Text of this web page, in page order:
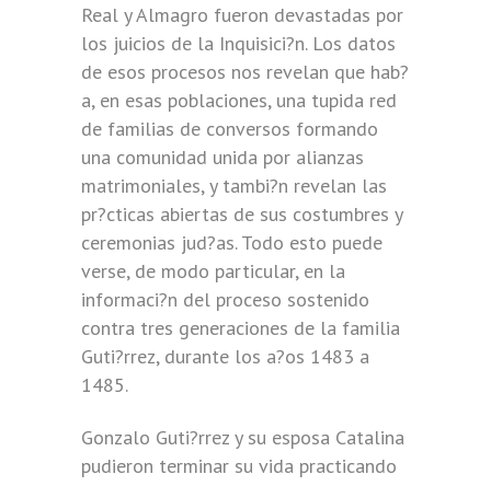
Real y Almagro fueron devastadas por
los juicios de la Inquisici?n. Los datos
de esos procesos nos revelan que hab?
a, en esas poblaciones, una tupida red
de familias de conversos formando
una comunidad unida por alianzas
matrimoniales, y tambi?n revelan las
pr?cticas abiertas de sus costumbres y
ceremonias jud?as. Todo esto puede
verse, de modo particular, en la
informaci?n del proceso sostenido
contra tres generaciones de la familia
Guti?rrez, durante los a?os 1483 a
1485.
Gonzalo Guti?rrez y su esposa Catalina
pudieron terminar su vida practicando